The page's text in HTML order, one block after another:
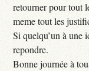
retourner pour tout
meme tout les
Si quelqu’un à une
repondre.
Bonne journée à